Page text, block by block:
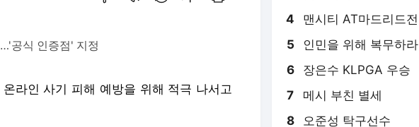
공식 인증점' 지정
라인 사기 피해 예방을 위해 적극 나서고
4 맨시티 AT마드리드전
5 인민을 위해 복무하라
6 장은수 KLPGA 우승
7 메시 부친 별세
8 오준성 탁구선수